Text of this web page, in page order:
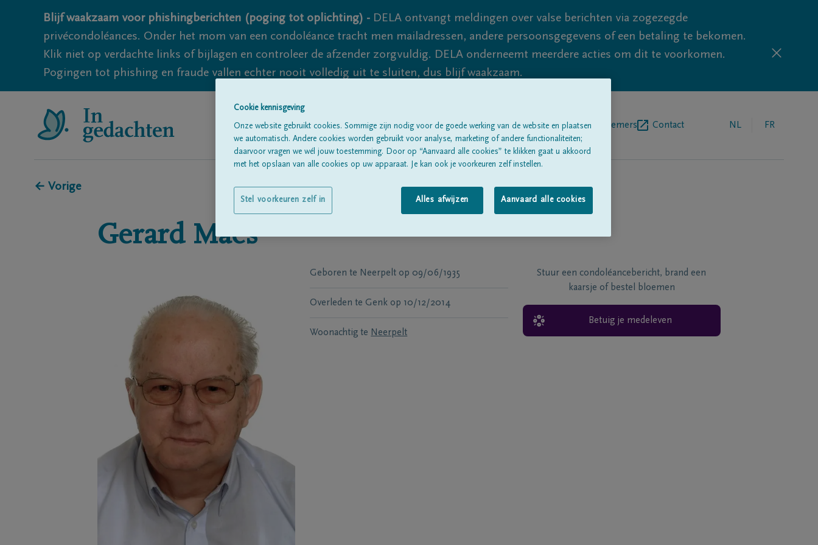
Blijf waakzaam voor phishingberichten (poging tot oplichting) - DELA ontvangt meldingen over valse berichten via zogezegde
privécondoléances. Onder het mom van een condoléance tracht men mailadressen, andere persoonsgegevens of een betaling te bekomen.
Klik niet op verdachte links of bijlagen en controleer de afzender zorgvuldig. DELA onderneemt meerdere acties om dit te voorkomen.
Pogingen tot phishing en fraude vallen echter nooit volledig uit te sluiten, dus blijf waakzaam.
Alle rouwberichtenOver onsBegrafenisondernemers Contact NL FR
← Vorige
Gerard Maes
Geboren te Neerpelt op 09/06/1935
Overleden te Genk op 10/12/2014
Woonachtig te Neerpelt
Stuur een condoléancebericht, brand een
kaarsje of bestel bloemen
Betuig je medeleven
Cookie kennisgeving
Onze website gebruikt cookies. Sommige zijn nodig voor de goede werking van de website en plaatsen
we automatisch. Andere cookies worden gebruikt voor analyse, marketing of andere functionaliteiten;
daarvoor vragen we wél jouw toestemming. Door op “Aanvaard alle cookies” te klikken gaat u akkoord
met het opslaan van alle cookies op uw apparaat. Je kan ook je voorkeuren zelf instellen.
Alles afwijzen Aanvaard alle cookies
Stel voorkeuren zelf in